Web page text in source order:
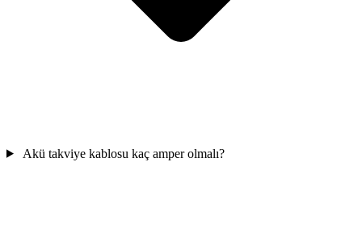
Akü takviye kablosu kaç amper olmalı?